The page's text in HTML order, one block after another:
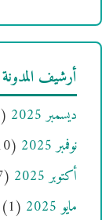
أرشيف المدونة
ديسمبر 2025
(132)
نوفمبر 2025
(10)
أكتوبر 2025
(7)
مايو 2025
(1)